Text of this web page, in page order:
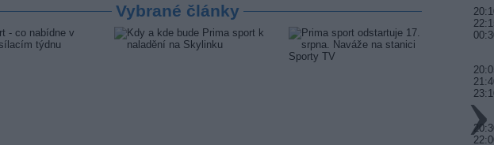
Vybrané články